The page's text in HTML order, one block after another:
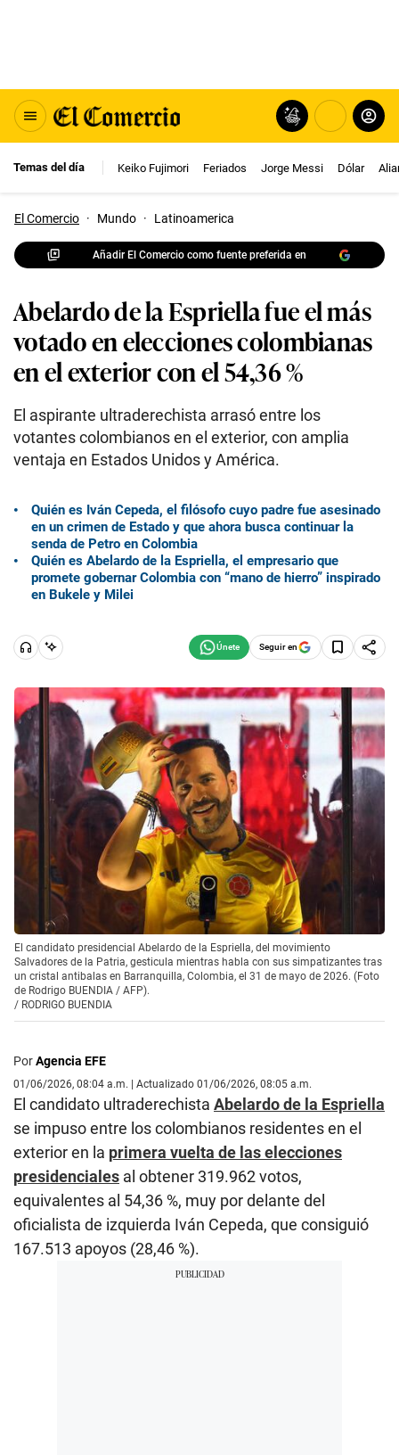
Temas del día Keiko Fujimori Feriados Jorge Messi Dólar
El Comercio · Mundo · Latinoamerica
Añadir El Comercio como fuente preferida en
Abelardo de la Espriella fue el más
votado en elecciones colombianas
en el exterior con el 54,36 %
El aspirante ultraderechista arrasó entre los
votantes colombianos en el exterior, con amplia
ventaja en Estados Unidos y América.
Quién es Iván Cepeda, el filósofo cuyo padre fue asesinado
en un crimen de Estado y que ahora busca continuar la
senda de Petro en Colombia
Quién es Abelardo de la Espriella, el empresario que
promete gobernar Colombia con “mano de hierro” inspirado
en Bukele y Milei
Seguir en
El candidato presidencial Abelardo de la Espriella, del movimiento
Salvadores de la Patria, gesticula mientras habla con sus simpatizantes tras
un cristal antibalas en Barranquilla, Colombia, el 31 de mayo de 2026. (Foto
de Rodrigo BUENDIA / AFP).
/ RODRIGO BUENDIA
PorAgencia EFE
01/06/2026, 08:04 a.m. | Actualizado 01/06/2026, 08:05 a.m.
El candidato ultraderechista Abelardo de la Espriella
se impuso entre los colombianos residentes en el
exterior en la primera vuelta de las elecciones
presidenciales al obtener 319.962 votos,
equivalentes al 54,36 %, muy por delante del
oficialista de izquierda Iván Cepeda, que consiguió
167.513 apoyos (28,46 %).